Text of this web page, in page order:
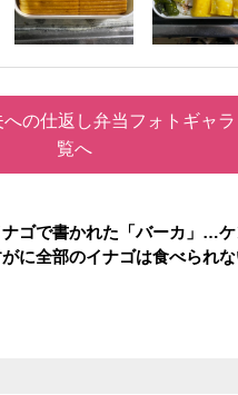
の仕返し弁当フォトギャ
覧へ
ゴで書かれた「バーカ」…
に全部のイナゴは食べられ